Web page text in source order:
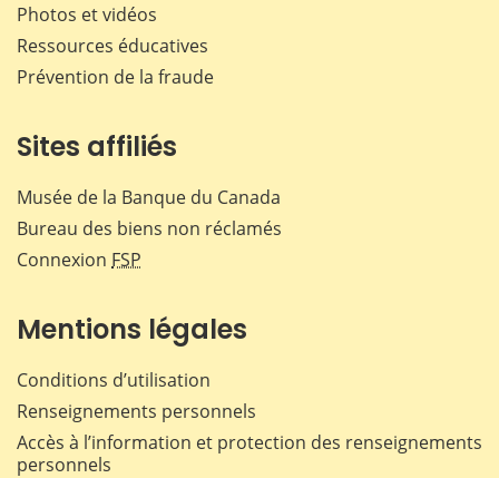
Photos et vidéos
Ressources éducatives
Prévention de la fraude
Sites affiliés
Musée de la Banque du Canada
Bureau des biens non réclamés
Connexion FSP
Mentions légales
Conditions d’utilisation
Renseignements personnels
Accès à l’information et protection des renseignements
personnels